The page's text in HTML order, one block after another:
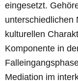
eingesetzt.
unterschiedlichen
kulturellen
Komponente in
Mediation im